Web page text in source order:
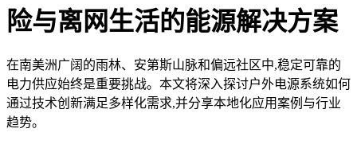
险与离网生活的能源解决方案
在南美洲广阔的雨林、安第斯山脉和偏远社区中,稳定可靠的
电力供应始终是重要挑战。本文将深入探讨户外电源系统如何
通过技术创新满足多样化需求,并分享本地化应用案例与行业
趋势。